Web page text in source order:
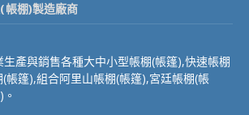
帳棚)製造廠商
產與銷售各種大中小型帳棚(帳篷),快速帳棚
帳篷),組合阿里山帳棚(帳篷),宮廷帳棚(帳